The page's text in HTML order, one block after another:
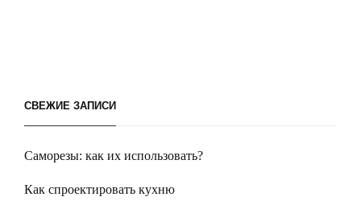
СВЕЖИЕ ЗАПИСИ
Саморезы: как их использовать?
Как спроектировать кухню